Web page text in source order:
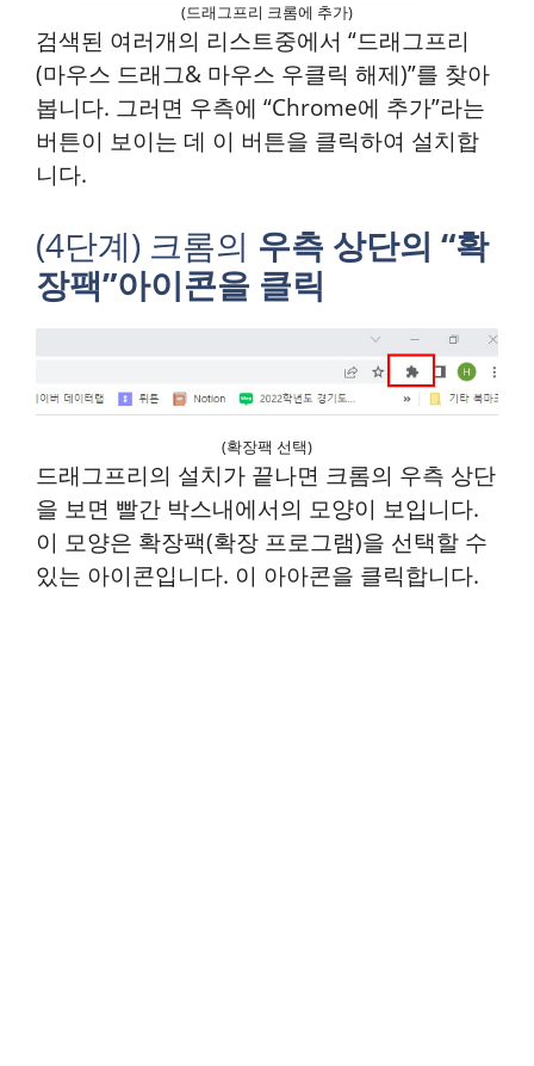
(드래그프리 크롬에 추가)
검색된 여러개의 리스트중에서 “드래그프리
(마우스 드래그& 마우스 우클릭 해제)”를 찾아
봅니다. 그러면 우측에 “Chrome에 추가”라는
버튼이 보이는 데 이 버튼을 클릭하여 설치합
니다.
(4단계) 크롬의 우측 상단의 “확
장팩”아이콘을 클릭
(확장팩 선택)
드래그프리의 설치가 끝나면 크롬의 우측 상단
을 보면 빨간 박스내에서의 모양이 보입니다.
이 모양은 확장팩(확장 프로그램)을 선택할 수
있는 아이콘입니다. 이 아아콘을 클릭합니다.